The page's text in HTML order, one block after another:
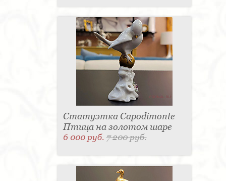
Статуэтка Capodimonte
Птица на золотом шаре
6 000 руб.7 200 руб.